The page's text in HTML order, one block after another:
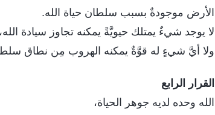
الأرض موجودةٌ بسبب سلطان حياة الله.
لا يوجد شيءٌ يمتلك حيويَّةً يمكنه تجاوز سيادة الله،
ولا أيَّ شيءٍ له قوَّةٌ يمكنه الهروب مِن نطاق
القرار الرابع‎
الله وحده لديه جوهر الحياة،